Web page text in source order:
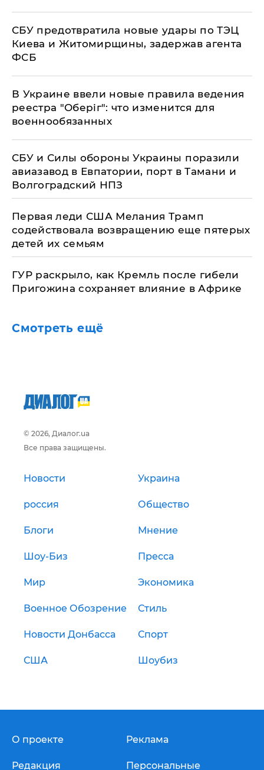
СБУ предотвратила новые удары по ТЭЦ
Киева и Житомирщины, задержав агента
ФСБ
В Украине ввели новые правила ведения
реестра "Оберіг": что изменится для
военнообязанных
СБУ и Силы обороны Украины поразили
авиазавод в Евпатории, порт в Тамани и
Волгоградский НПЗ
Первая леди США Мелания Трамп
содействовала возвращению еще пятерых
детей их семьям
ГУР раскрыло, как Кремль после гибели
Пригожина сохраняет влияние в Африке
Смотреть ещё
© 2026, Диалог.ua
Все права защищены.
Новости Украина
россия Общество
Блоги Мнение
Шоу-Биз Пресса
Мир Экономика
Военное Обозрение Стиль
Новости Донбасса Спорт
США Шоубиз
О проекте
Редакция
Реклама
Персональные